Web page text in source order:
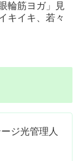
輪筋ヨガ」見
キイキ、若々
ジ光管理人